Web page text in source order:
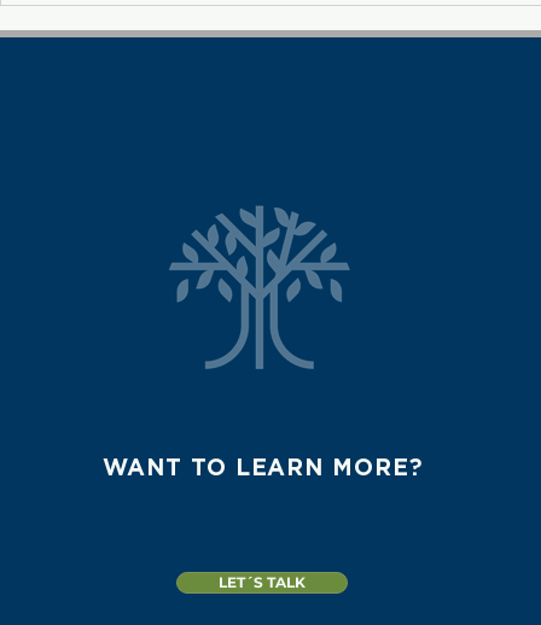
Fluctuation Costs Through
Renewable Energy
TEAM!
WANT TO LEARN MORE?
LET´S TALK